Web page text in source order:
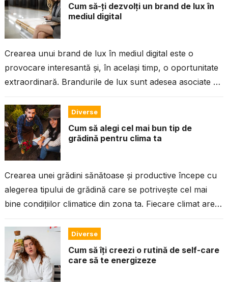
Cum să-ți dezvolți un brand de lux în
mediul digital
Crearea unui brand de lux în mediul digital este o
provocare interesantă și, în același timp, o oportunitate
extraordinară. Brandurile de lux sunt adesea asociate cu
Diverse
Cum să alegi cel mai bun tip de
grădină pentru clima ta
Crearea unei grădini sănătoase și productive începe cu
alegerea tipului de grădină care se potrivește cel mai
bine condițiilor climatice din zona ta. Fiecare climat are
Diverse
Cum să îți creezi o rutină de self-care
care să te energizeze